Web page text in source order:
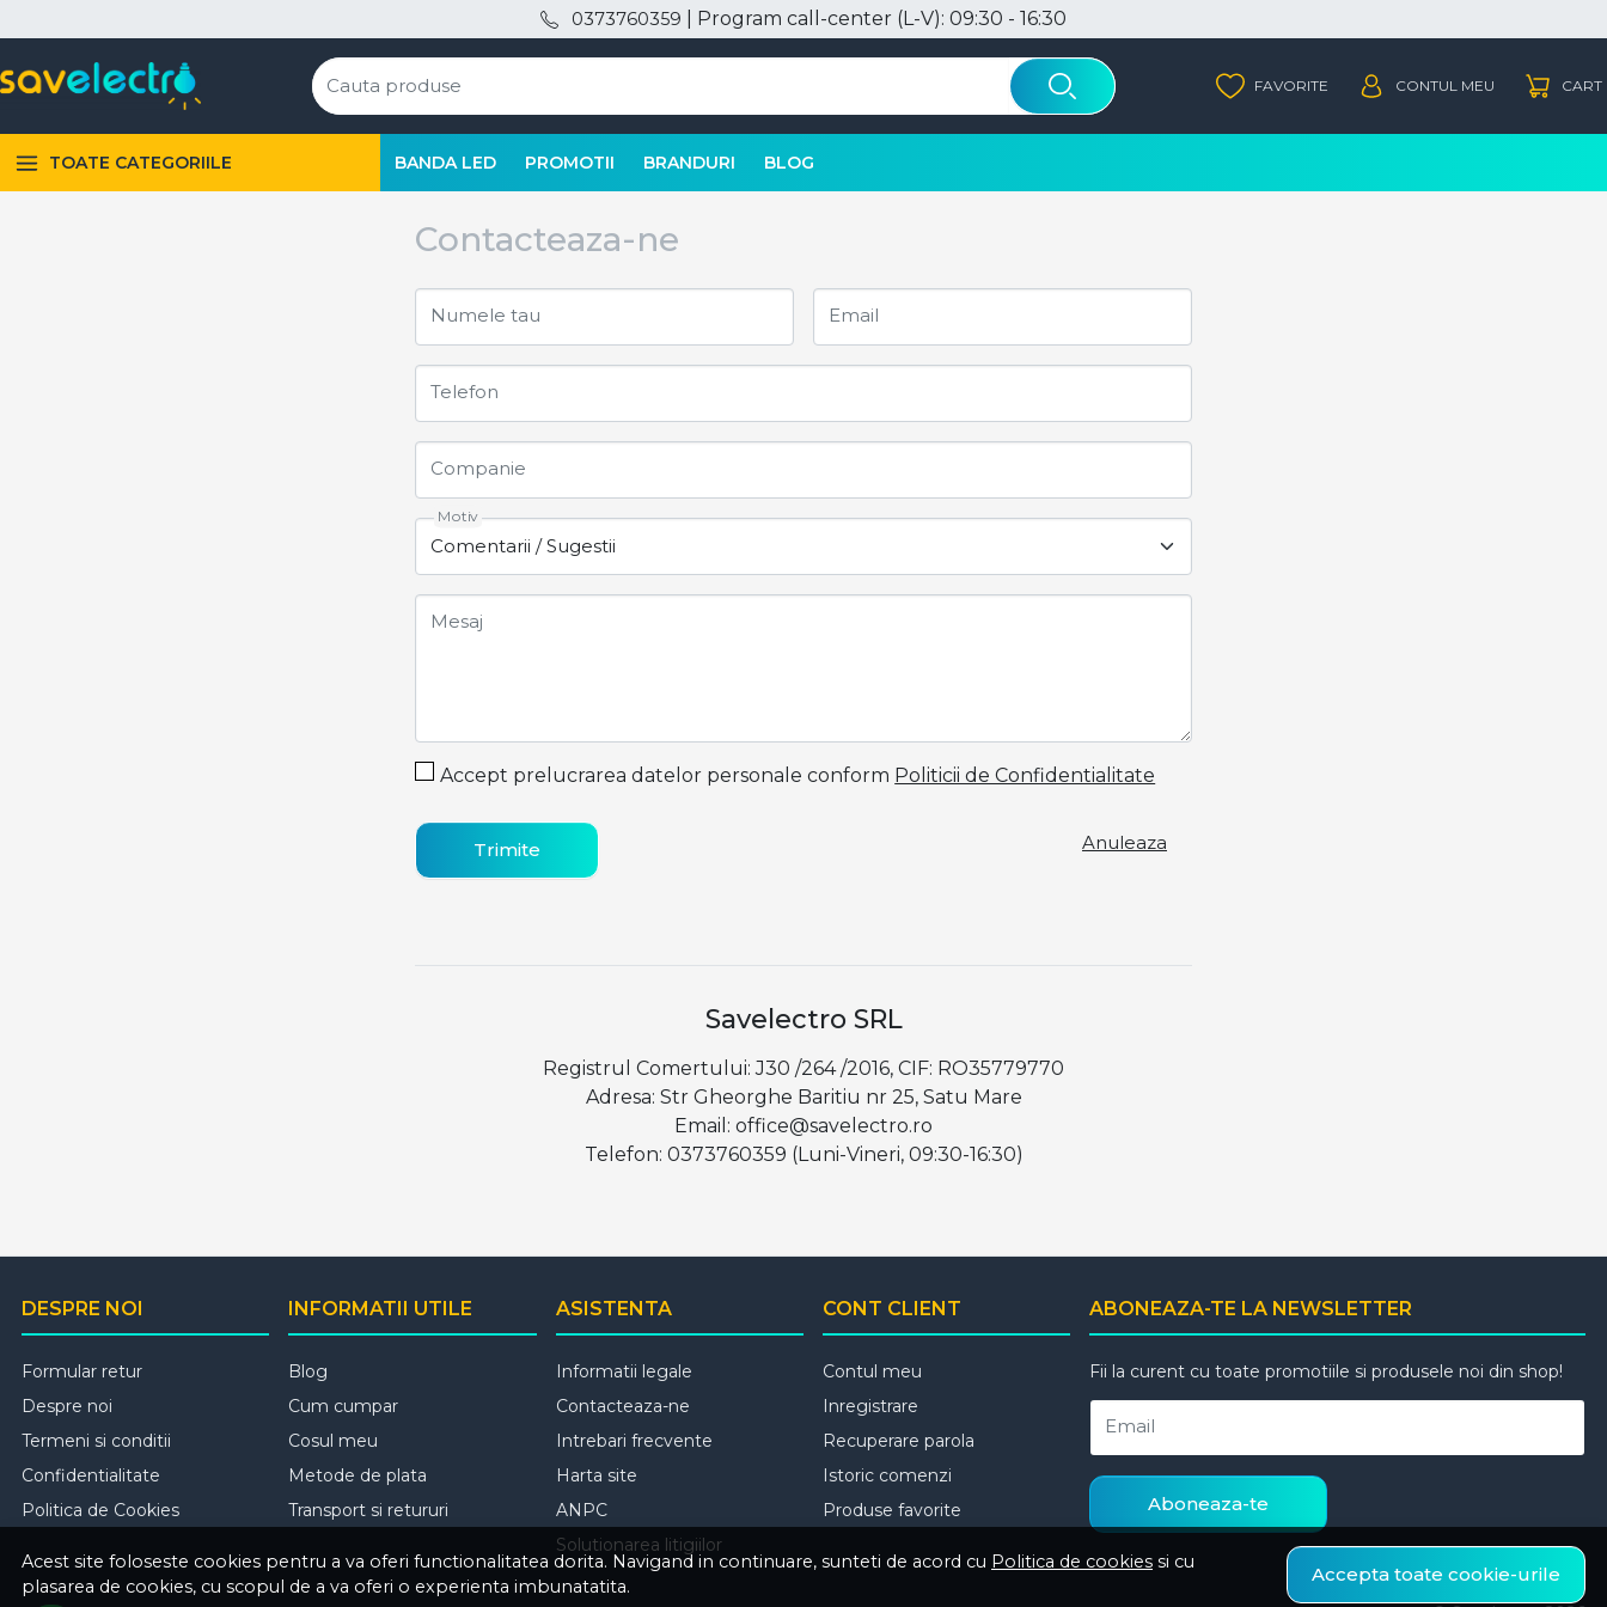
0373760359 | Program call-center (L-V): 09:30 - 16:30
TOATE CATEGORIILE BANDA LED PROMOTII BRANDURI BLOG
Contacteaza-ne
Numele tau Email
Telefon
Companie
Motiv
Mesaj
Accept prelucrarea datelor personale conform Politicii de Confidentialitate
Trimite Anuleaza
Savelectro SRL
Registrul Comertului: J30 /264 /2016, CIF: RO35779770
Adresa: Str Gheorghe Baritiu nr 25, Satu Mare
Email: office@savelectro.ro
Telefon: 0373760359 (Luni-Vineri, 09:30-16:30)
Acest site foloseste cookies pentru a va oferi functionalitatea dorita. Navigand in continuare, sunteti de acord cu Politica de cookies si cu
plasarea de cookies, cu scopul de a va oferi o experienta imbunatatita.
Accepta toate cookie-urile
DESPRE NOI
Formular retur
Despre noi
Termeni si conditii
Confidentialitate
Politica de Cookies
INFORMATII UTILE
Blog
Cum cumpar
Cosul meu
Metode de plata
Transport si retururi
ASISTENTA
Informatii legale
Contacteaza-ne
Intrebari frecvente
Harta site
ANPC
Solutionarea litigiilor
CONT CLIENT
Contul meu
Inregistrare
Recuperare parola
Istoric comenzi
Produse favorite
ABONEAZA-TE LA NEWSLETTER
Fii la curent cu toate promotiile si produsele noi din shop!
Email
Aboneaza-te